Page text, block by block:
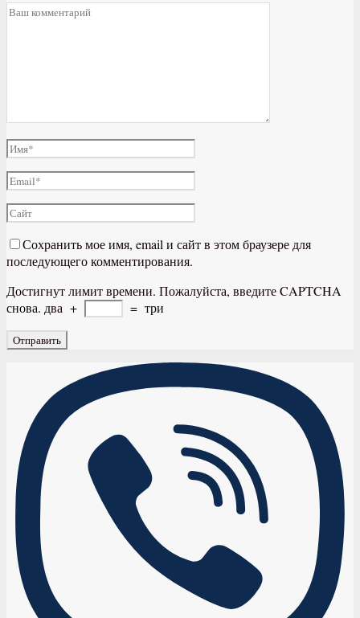
Сохранить мое имя, email и сайт в этом браузере для
последующего комментирования.
Достигнут лимит времени. Пожалуйста, введите CAPTCHA
снова. два + = три